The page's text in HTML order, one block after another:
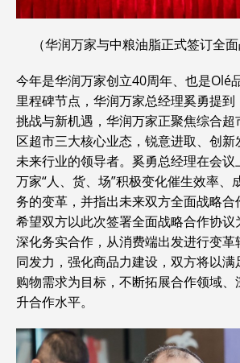
（华润万家与中粮油脂正式签订全
今年是华润万家创立40周年、也是Olé
里程碑节点，华润万家总经理奚勇提
挑战与新机遇，华润万家正聚焦综合超
区超市三大核心业态，锐意进取、创
未来行业的领导者。奚勇总经理在会议
万家“人、货、场”积极变化催生效率、
务的变革，并指出未来双方全面战略合
希望双方以此次签署全面战略合作协
深化务实合作，从消费端出发进行变
同发力，强化商品力建设，双方将以
购物需求为目标，不断拓展合作领域
升合作水平。